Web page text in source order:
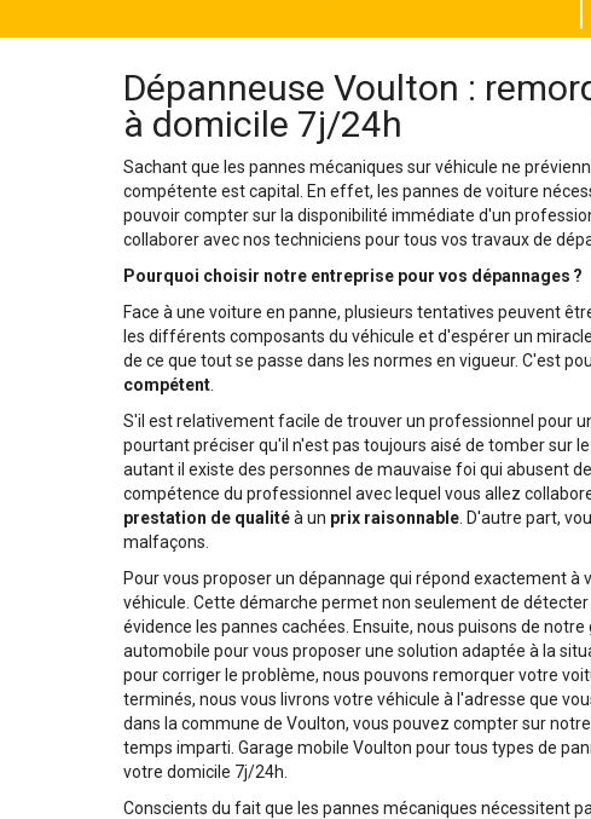
Dépanneuse Voulton :
à domicile 7j/24h
Sachant que les pannes mécaniques sur véhicule ne
compétente est capital. En effet, les pannes de voiture
pouvoir compter sur la disponibilité immédiate d'un
collaborer avec nos techniciens pour tous vos travaux de
Pourquoi choisir notre entreprise pour vos dépannages ?
Face à une voiture en panne, plusieurs tentatives peuvent
les différents composants du véhicule et d'espérer un
de ce que tout se passe dans les normes en vigueur. C'est
compétent
S'il est relativement facile de trouver un professionnel pour
pourtant préciser qu'il n'est pas toujours aisé de tomber sur
autant il existe des personnes de mauvaise foi qui abusent
compétence du professionnel avec lequel vous allez
prestation de qualitéà un prix raisonnable . D'autre part,
malfaçons.
Pour vous proposer un dépannage qui répond exactement à
véhicule. Cette démarche permet non seulement de
évidence les pannes cachées. Ensuite, nous puisons de
automobile pour vous proposer une solution adaptée à la
pour corriger le problème, nous pouvons remorquer votre
terminés, nous vous livrons votre véhicule à l'adresse que
dans la commune de Voulton, vous pouvez compter sur
temps imparti. Garage mobile Voulton pour tous types de
votre domicile 7j/24h.
Conscients du fait que les pannes mécaniques nécessitent